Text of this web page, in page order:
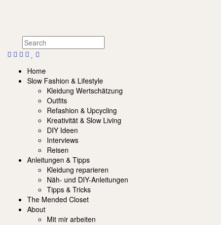
Home
Slow Fashion & Lifestyle
Kleidung Wertschätzung
Outfits
Refashion & Upcycling
Kreativität & Slow Living
DIY Ideen
Interviews
Reisen
Anleitungen & Tipps
Kleidung reparieren
Näh- und DIY-Anleitungen
Tipps & Tricks
The Mended Closet
About
Mit mir arbeiten